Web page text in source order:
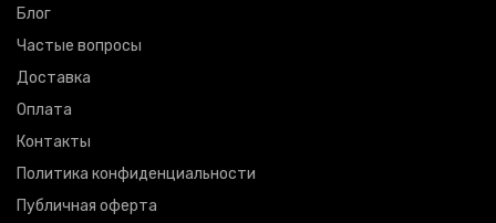
Блог
Частые вопросы
Доставка
Оплата
Контакты
Политика конфиденциальности
Публичная оферта